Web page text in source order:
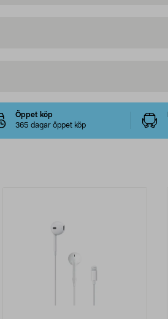
Öppet köp
365 dagar öppet köp